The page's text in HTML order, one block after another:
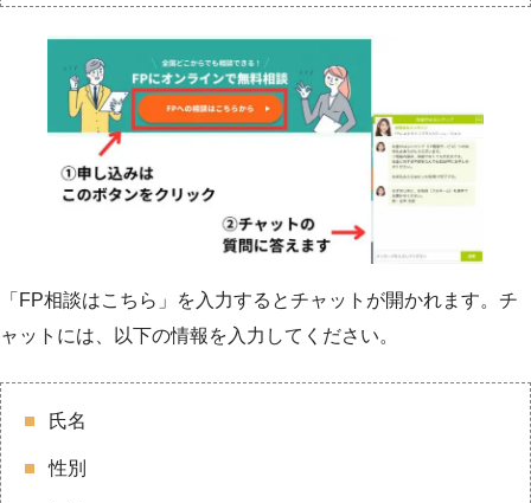
「FP相談はこちら」を入力するとチャットが開かれます。チ
ャットには、以下の情報を入力してください。
氏名
性別